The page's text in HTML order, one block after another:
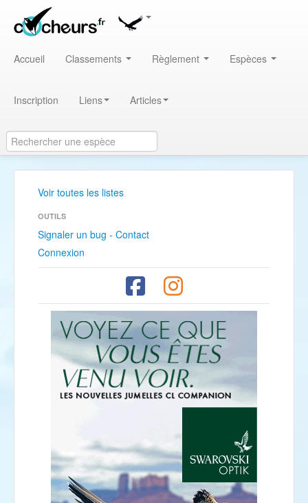
Accueil Classements Règlement Espèces
Inscription Liens Articles
Voir toutes les listes
OUTILS
Signaler un bug - Contact
Connexion